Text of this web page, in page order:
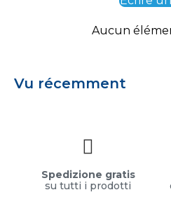
Aucun
Vu récemment
Spedizione gratis
su tutti i prodotti